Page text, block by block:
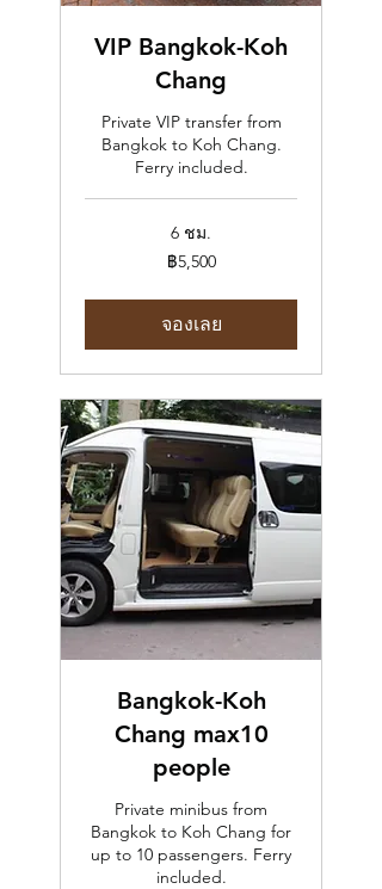
VIP Bangkok-Koh
Chang
Private VIP transfer from
Bangkok to Koh Chang.
Ferry included.
6 ชม.
฿5,500
จองเลย
Bangkok-Koh
Chang max10
people
Private minibus from
Bangkok to Koh Chang for
up to 10 passengers. Ferry
included.